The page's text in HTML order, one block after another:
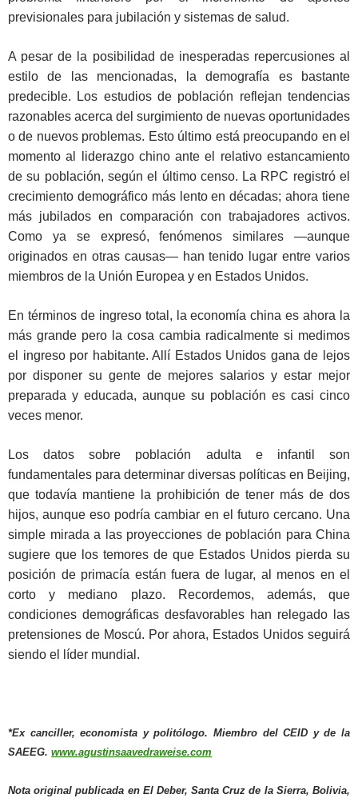
previsionales para jubilación y sistemas de salud.
A pesar de la posibilidad de inesperadas repercusiones al
estilo de las mencionadas, la demografía es bastante
predecible. Los estudios de población reflejan tendencias
razonables acerca del surgimiento de nuevas oportunidades
o de nuevos problemas. Esto último está preocupando en el
momento al liderazgo chino ante el relativo estancamiento
de su población, según el último censo. La RPC registró el
crecimiento demográfico más lento en décadas; ahora tiene
más jubilados en comparación con trabajadores activos.
Como ya se expresó, fenómenos similares —aunque
originados en otras causas— han tenido lugar entre varios
miembros de la Unión Europea y en Estados Unidos.
En términos de ingreso total, la economía china es ahora la
más grande pero la cosa cambia radicalmente si medimos
el ingreso por habitante. Allí Estados Unidos gana de lejos
por disponer su gente de mejores salarios y estar mejor
preparada y educada, aunque su población es casi cinco
veces menor.
Los datos sobre población adulta e infantil son
fundamentales para determinar diversas políticas en Beijing,
que todavía mantiene la prohibición de tener más de dos
hijos, aunque eso podría cambiar en el futuro cercano. Una
simple mirada a las proyecciones de población para China
sugiere que los temores de que Estados Unidos pierda su
posición de primacía están fuera de lugar, al menos en el
corto y mediano plazo. Recordemos, además, que
condiciones demográficas desfavorables han relegado las
pretensiones de Moscú. Por ahora, Estados Unidos seguirá
siendo el líder mundial.
*Ex canciller, economista y politólogo. Miembro del CEID y de la
SAEEG. www.agustinsaavedraweise.com
Nota original publicada en El Deber, Santa Cruz de la Sierra, Bolivia,